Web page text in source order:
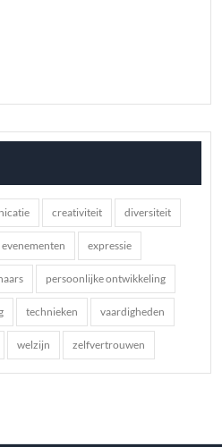
creativiteit diversiteit
evenementen expressie
persoonlijke ontwikkeling
technieken vaardigheden
welzijn zelfvertrouwen